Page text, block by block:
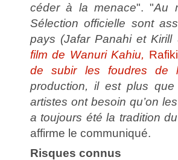
céder à la menace". "Au
Sélection officielle sont
pays (Jafar Panahi et
film de Wanuri Kahiu, Rafiki
de subir les foudres de
production, il est plus
artistes ont besoin qu’on
a toujours été la tradition
affirme le communiqué.
Risques connus